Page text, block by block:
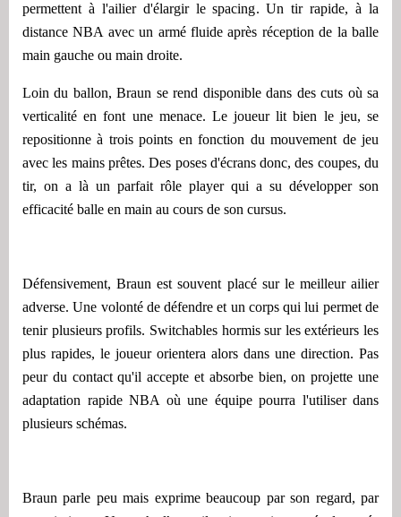
permettent à l'ailier d'élargir le spacing. Un tir rapide, à la
distance NBA avec un armé fluide après réception de la balle
main gauche ou main droite.
Loin du ballon, Braun se rend disponible dans des cuts où sa
verticalité en font une menace. Le joueur lit bien le jeu, se
repositionne à trois points en fonction du mouvement de jeu
avec les mains prêtes. Des poses d'écrans donc, des coupes, du
tir, on a là un parfait rôle player qui a su développer son
efficacité balle en main au cours de son cursus.
Défensivement, Braun est souvent placé sur le meilleur ailier
adverse. Une volonté de défendre et un corps qui lui permet de
tenir plusieurs profils. Switchables hormis sur les extérieurs les
plus rapides, le joueur orientera alors dans une direction. Pas
peur du contact qu'il accepte et absorbe bien, on projette une
adaptation rapide NBA où une équipe pourra l'utiliser dans
plusieurs schémas.
Braun parle peu mais exprime beaucoup par son regard, par